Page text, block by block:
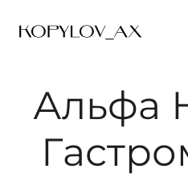
Альфа